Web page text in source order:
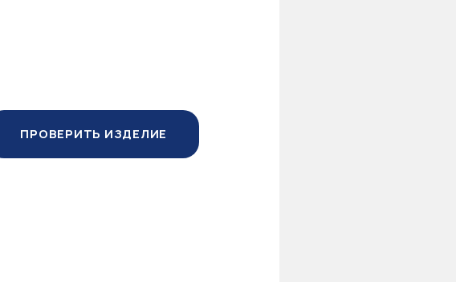
ПРОВЕРИТЬ ИЗДЕЛИЕ